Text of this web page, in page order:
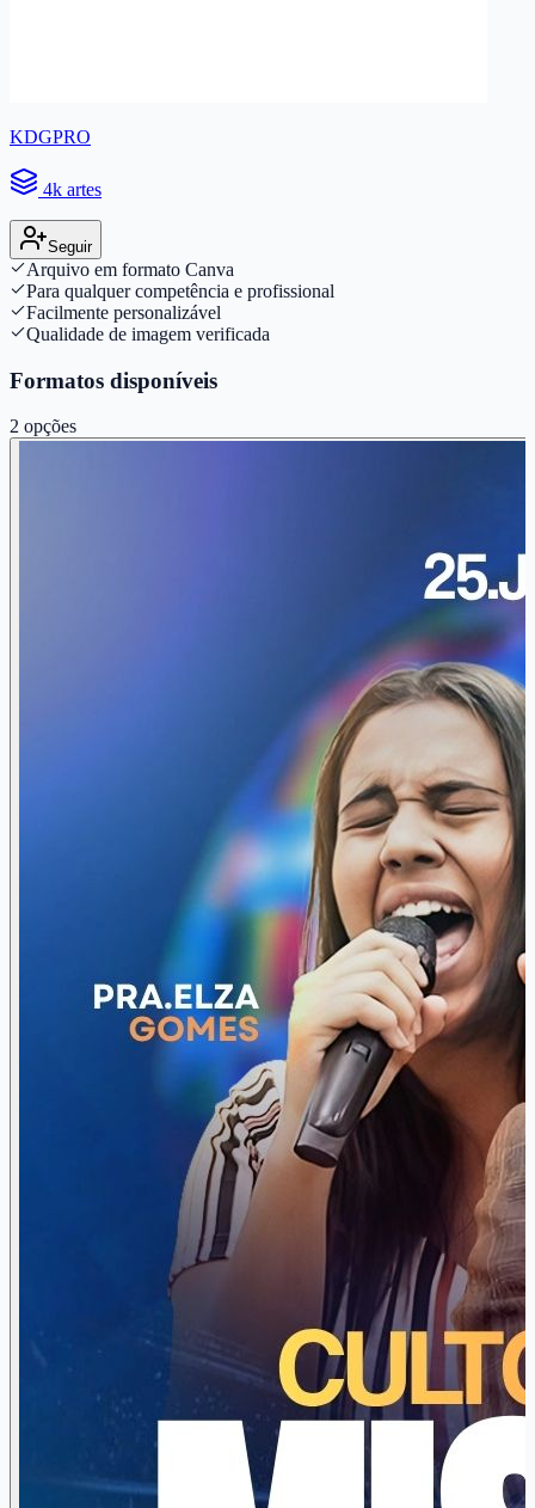
KDGPRO
4k artes
Seguir
Arquivo em formato Canva
Para qualquer competência e profissional
Facilmente personalizável
Qualidade de imagem verificada
Formatos disponíveis
2 opções